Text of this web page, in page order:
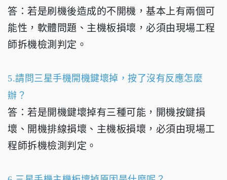
答：若是刷機後造成的不開機，基本上有兩個可
能性，軟體問題、主機板損壞，必須由現場工程
師拆機檢測判定。
5.請問三星手機開機鍵壞掉，按了沒有反應怎麼
辦？
答：若是開機鍵壞掉有三種可能，開機按鍵損
壞、開機排線損壞、主機板損壞，必須由現場工
程師拆機檢測判定。